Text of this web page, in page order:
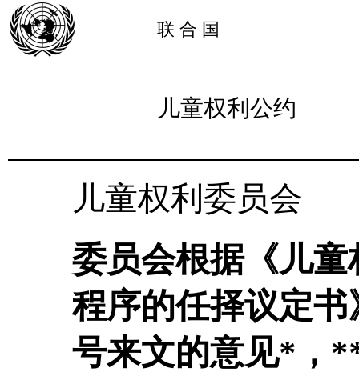
联 合 国
儿童权利公约
儿童权利委员会
委员会根据《儿
程序的任择议定书
号来文的意见*，